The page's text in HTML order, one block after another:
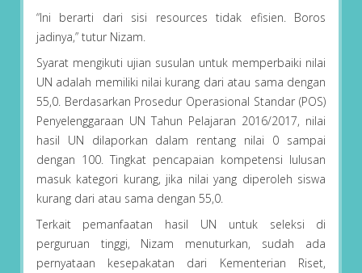
“Ini berarti dari sisi resources tidak efisien. Boros
jadinya,” tutur Nizam.
Syarat mengikuti ujian susulan untuk memperbaiki nilai
UN adalah memiliki nilai kurang dari atau sama dengan
55,0. Berdasarkan Prosedur Operasional Standar (POS)
Penyelenggaraan UN Tahun Pelajaran 2016/2017, nilai
hasil UN dilaporkan dalam rentang nilai 0 sampai
dengan 100. Tingkat pencapaian kompetensi lulusan
masuk kategori kurang, jika nilai yang diperoleh siswa
kurang dari atau sama dengan 55,0.
Terkait pemanfaatan hasil UN untuk seleksi di
perguruan tinggi, Nizam menuturkan, sudah ada
pernyataan kesepakatan dari Kementerian Riset,